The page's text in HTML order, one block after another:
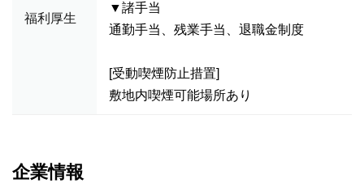
福利厚生
▼諸手当
通勤手当、残業手当、退職金制度
[受動喫煙防止措置]
敷地内喫煙可能場所あり
企業情報